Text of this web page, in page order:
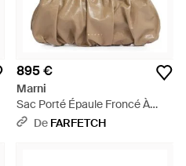
895 €
Marni
Sac Porté Épaule Froncé À
Effet Froissé - Neutre
De FARFETCH